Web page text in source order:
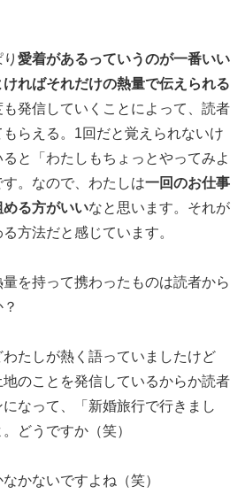
愛着があるっていうのが一番いい
ればそれだけの熱量で伝えられる
発信していくことによって、読者
らえる。1回だと覚えられないけ
と「わたしもちょっとやってみよ
。なので、わたしは一回のお仕事
る方がいいなと思います。それが
方法だと感じています。
を持って携わったものは読者から
わたしが熱く語っていましたけど
のことを発信しているからか読者
なって、「新婚旅行で行きまし
どうですか（笑）
かないですよね（笑）